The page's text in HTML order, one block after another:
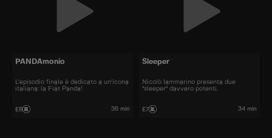
PANDAmonio
L'episodio finale è dedicato a un'icona
italiana: la Fiat Panda!
E8 36 min
Sleeper
Nicolò Iammarino presenta due
"sleeper" davvero potenti.
E7 34 min